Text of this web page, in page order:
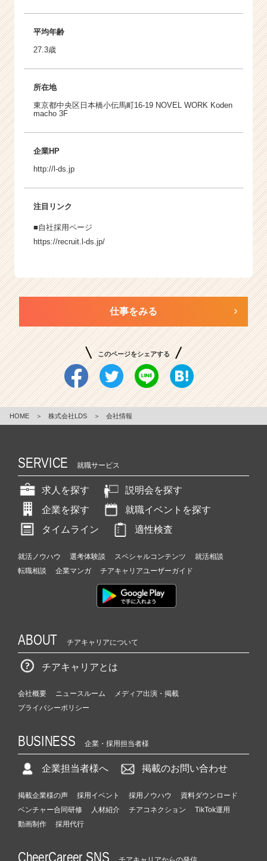
平均年齢
27.3歳
所在地
東京都中央区日本橋小伝馬町16-19 NOVEL WORK Koden
macho 3F
企業HP
http://l-ds.jp
注目リンク
■自社採用ページ
https://recruit.l-ds.jp/
仕事をみる
このページをシェアする
HOME ＞ 株式会社LDS ＞ 会社情報
SERVICE 就職サービス
求人を探す
説明会を探す
企業を探す
就職イベントを探す
タイムライン
適性検査
就活ノウハウ 選考体験談 スペシャルコンテンツ
就活相談
転職相談
企業マンガ チアキャリアユーザーガイド
ABOUT チアキャリアについて
チアキャリアとは
会社概要 ニュースルーム
メディア出演・掲載
プライバシーポリシー
BUSINESS 企業・採用担当者様
企業担当者様へ 掲載のお問い合わせ
掲載企業様の声 採用イベント 採用ノウハウ
資料ダウンロード
ベンチャー合同研修
人材紹介 チアコネクション
TikTok運用
動画制作
採用代行
CheerCareer SNS